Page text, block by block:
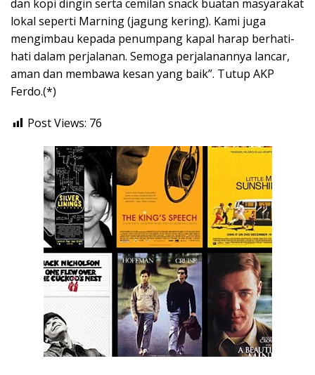
dan kopi dingin serta cemilan snack buatan masyarakat
lokal seperti Marning (jagung kering). Kami juga
mengimbau kepada penumpang kapal harap berhati-
hati dalam perjalanan. Semoga perjalanannya lancar,
aman dan membawa kesan yang baik”. Tutup AKP
Ferdo.(*)
Post Views: 76